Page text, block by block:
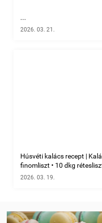
...
2026. 03. 21.
Húsvéti kalács recept |
finomliszt • 10 dkg
2026. 03. 19.